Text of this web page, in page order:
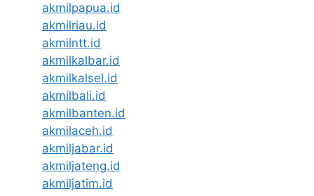
akmilpapua.id
akmilriau.id
akmilntt.id
akmilkalbar.id
akmilkalsel.id
akmilbali.id
akmilbanten.id
akmilaceh.id
akmiljabar.id
akmiljateng.id
akmiljatim.id